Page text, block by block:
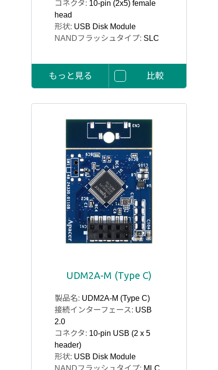
コネクタ: 10-pin (2x5) female
head
形状: USB Disk Module
NANDフラッシュタイプ: SLC
もっと見る 比較
UDM2A-M (Type C)
製品名: UDM2A-M (Type C)
接続インターフェース: USB
2.0
コネクタ: 10-pin USB (2 x 5
header)
形状: USB Disk Module
NANDフラッシュタイプ: MLC